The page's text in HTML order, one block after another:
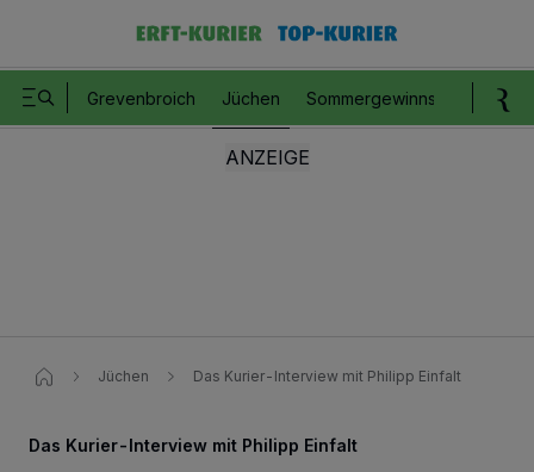
Grevenbroich Jüchen Sommergewinnspiel
Jüchen Das Kurier-Interview mit Philipp Einfalt
Das Kurier-Interview mit Philipp Einfalt